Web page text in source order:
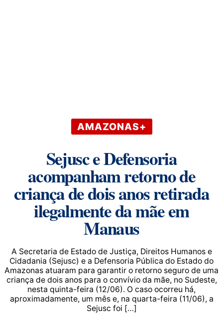
AMAZONAS+
Sejusc e Defensoria
acompanham retorno de
criança de dois anos retirada
ilegalmente da mãe em
Manaus
A Secretaria de Estado de Justiça, Direitos Humanos e
Cidadania (Sejusc) e a Defensoria Pública do Estado do
Amazonas atuaram para garantir o retorno seguro de uma
criança de dois anos para o convívio da mãe, no Sudeste,
nesta quinta-feira (12/06). O caso ocorreu há,
aproximadamente, um mês e, na quarta-feira (11/06), a
Sejusc foi […]